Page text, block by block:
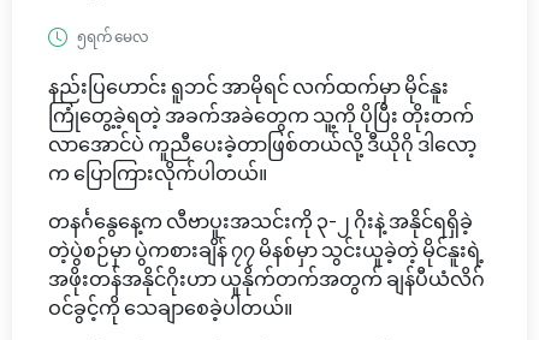
၅ရက် မေလ
နည်းပြဟောင်း ရူဘင် အာမိုရင် လက်ထက်မှာ မိုင်နူး
ကြုံတွေ့ခဲ့ရတဲ့ အခက်အခဲတွေက သူ့ကို ပိုပြီး တိုးတက်
လာအောင်ပဲ ကူညီပေးခဲ့တာဖြစ်တယ်လို့ ဒီယိုဂို ဒါလော့
က ပြောကြားလိုက်ပါတယ်။
တနင်္ဂနွေနေ့က လီဗာပူးအသင်းကို ၃-၂ ဂိုးနဲ့ အနိုင်ရရှိခဲ့
တဲ့ပွဲစဉ်မှာ ပွဲကစားချိန် ၇၇ မိနစ်မှာ သွင်းယူခဲ့တဲ့ မိုင်နူးရဲ့
အဖိုးတန်အနိုင်ဂိုးဟာ ယူနိုက်တက်အတွက် ချန်ပီယံလိဂ်
ဝင်ခွင့်ကို သေချာစေခဲ့ပါတယ်။